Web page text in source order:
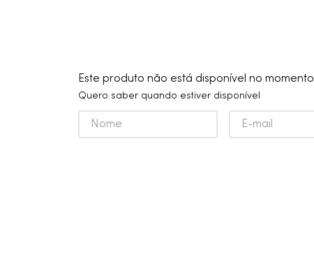
Este produto não está disponível no momento
Quero saber quando estiver disponível